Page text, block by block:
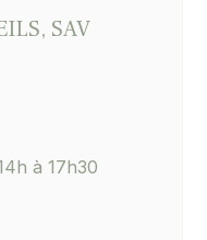
SAV
à 17h30